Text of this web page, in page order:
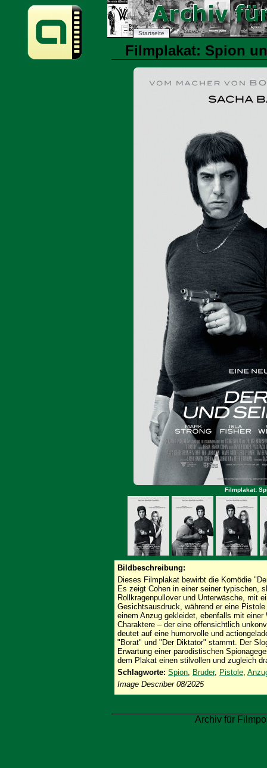
Startseite
Filmplakat: Spion
Filmplakat:
Bildbeschreibung:
Dieses Filmplakat bewirbt die Komödie
Es zeigt Cohen in einer seiner typischen,
Rollkragenpullover und Unterwäsche, mit
Gesichtsausdruck, während er eine
einem Anzug gekleidet, ebenfalls mit
Charaktere – der eine offensichtlich
deutet auf eine humorvolle und
"Borat" und "Der Diktator" stammt. Der
Erwartung einer parodistischen
dem Plakat einen stilvollen und zugleich
Schlagworte: Spion, Bruder, Pistole,
Image Describer 08/2025
Archiv für